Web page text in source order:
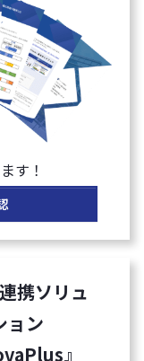
す！
携ソリュ
ョン
』